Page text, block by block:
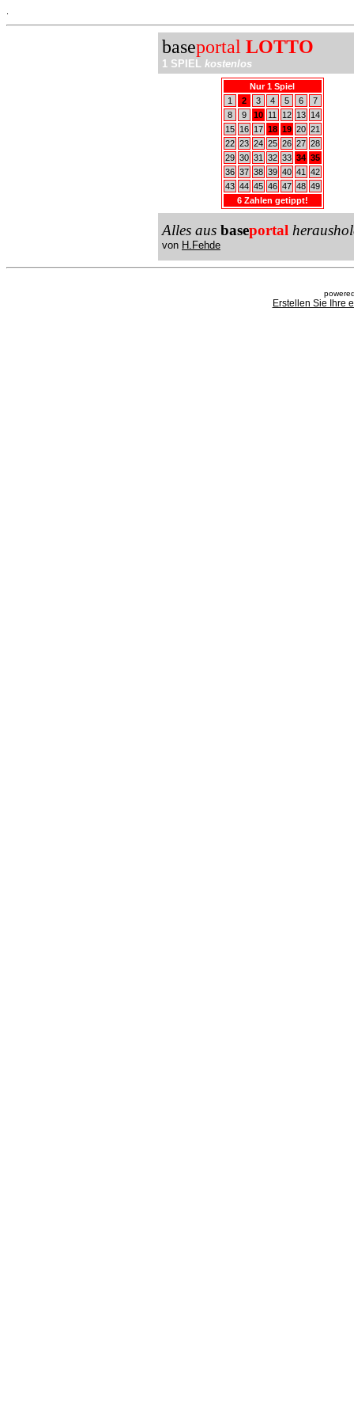
baseportal LOTTO
1 SPIEL kostenlos
Nur 1 Spiel
1
2 3 4 5 6
7
8
9 10 11 12 13
14
15
16 17 18 19 20 21
22 23 24 25 26 27 28
29 30 31 32 33 34 35
36 37 38 39 40 41
42
43 44 45 46 47 48 49
6 Zahlen getippt!
Alles aus baseportal
von H.Fehde
Erstellen Sie Ihre